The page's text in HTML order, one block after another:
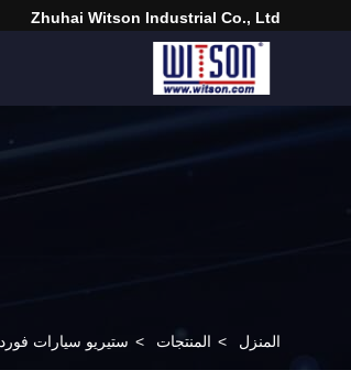
Zhuhai Witson Industrial Co., Ltd
المنزل > المنتجات > ستيريو سيارات فورد